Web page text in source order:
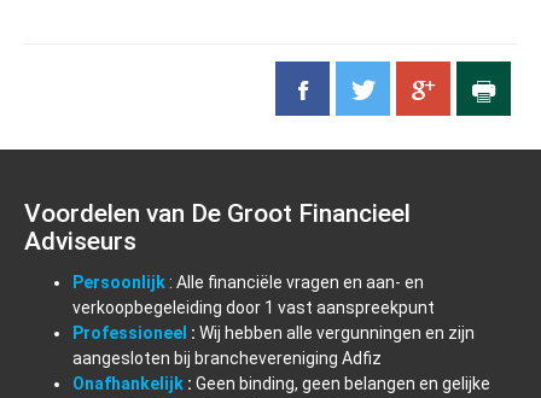
Voordelen van De Groot Financieel
Adviseurs
Persoonlijk : Alle financiële vragen en aan- en
verkoopbegeleiding door 1 vast aanspreekpunt
Professioneel : Wij hebben alle vergunningen en zijn
aangesloten bij branchevereniging Adfiz
Onafhankelijk : Geen binding, geen belangen en gelijke